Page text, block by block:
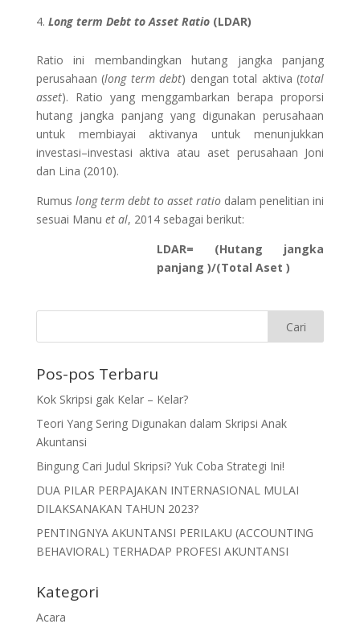
Long term Debt to Asset Ratio (LDAR)
Ratio ini membandingkan hutang jangka panjang
perusahaan (long term debt) dengan total aktiva (total
asset). Ratio yang menggambarkan berapa proporsi
hutang jangka panjang yang digunakan perusahaan
untuk membiayai aktivanya untuk menunjukkan
investasi–investasi aktiva atau aset perusahaan Joni
dan Lina (2010).
Rumus long term debt to asset ratio dalam penelitian ini
sesuai Manu et al, 2014 sebagai berikut:
LDAR= (Hutang jangka
panjang )/(Total Aset )
Pos-pos Terbaru
Kok Skripsi gak Kelar – Kelar?
Teori Yang Sering Digunakan dalam Skripsi Anak
Akuntansi
Bingung Cari Judul Skripsi? Yuk Coba Strategi Ini!
DUA PILAR PERPAJAKAN INTERNASIONAL MULAI
DILAKSANAKAN TAHUN 2023?
PENTINGNYA AKUNTANSI PERILAKU (ACCOUNTING
BEHAVIORAL) TERHADAP PROFESI AKUNTANSI
Kategori
Acara